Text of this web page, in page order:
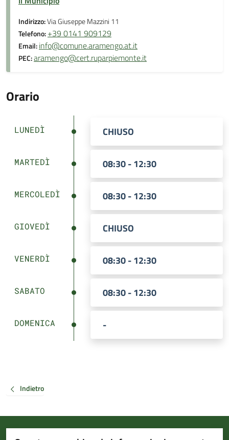
Indirizzo:Via Giuseppe Mazzini 11
Telefono:+39 0141 909129
Email:info@comune.aramengo.at.it
PEC:aramengo@cert.ruparpiemonte.it
Orario
LUNEDÌ CHIUSO
MARTEDÌ 08:30 - 12:30
MERCOLEDÌ 08:30 - 12:30
GIOVEDÌ CHIUSO
VENERDÌ 08:30 - 12:30
SABATO 08:30 - 12:30
DOMENICA -
Indietro